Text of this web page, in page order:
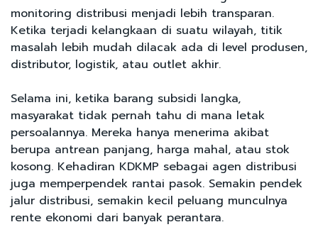
monitoring distribusi menjadi lebih transparan.
Ketika terjadi kelangkaan di suatu wilayah, titik
masalah lebih mudah dilacak ada di level produsen,
distributor, logistik, atau outlet akhir.
Selama ini, ketika barang subsidi langka,
masyarakat tidak pernah tahu di mana letak
persoalannya. Mereka hanya menerima akibat
berupa antrean panjang, harga mahal, atau stok
kosong. Kehadiran KDKMP sebagai agen distribusi
juga memperpendek rantai pasok. Semakin pendek
jalur distribusi, semakin kecil peluang munculnya
rente ekonomi dari banyak perantara.